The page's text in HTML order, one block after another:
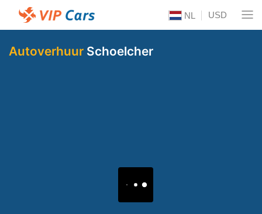
NL USD
Autoverhuur Schoelcher